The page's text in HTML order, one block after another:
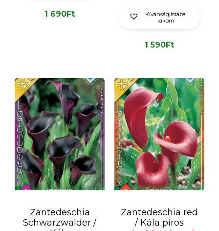
1 690Ft
Kívánságlistába
rakom
1 590Ft
Zantedeschia
Schwarzwalder /
Zantedeschia red
/ Kála piros